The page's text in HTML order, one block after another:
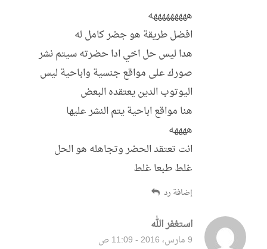
افضل طريقة هو جضر كامل له
هدا ليس حل اخي ادا حضرته سيتم نشر
صورك على مواقع جنسية واباحية ليس
اليوتوب الدين يعتقده البعض
هنا مواقع اباحية يتم النشر عليها
انت تعتقد الحضر وتجاهله هو الحل
غلط طبعا غلط
استغفر الله قال:
9 مارس، 2016 - 11:09 ص